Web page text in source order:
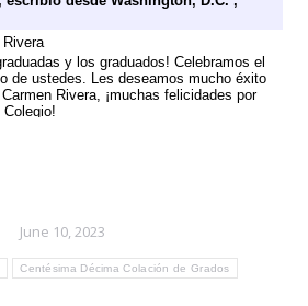
June 10, 2023
Centésima Décima Colación de Grados